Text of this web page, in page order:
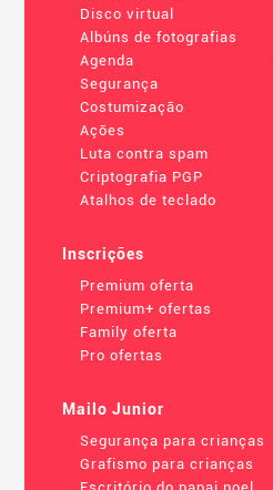
Disco virtual
Albúns de fotografias
Agenda
Segurança
Costumização
Ações
Luta contra spam
Criptografia PGP
Atalhos de teclado
Inscrições
Premium oferta
Premium+ ofertas
Family oferta
Pro ofertas
Mailo Junior
Segurança para crianças
Grafismo para crianças